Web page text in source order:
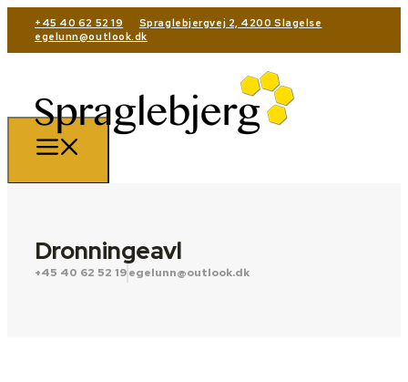
+45 40 62 52 19
Spraglebjergvej 2, 4200 Slagelse
egelunn@outlook.dk
Dronningeavl
+45 40 62 52 19egelunn@outlook.dk